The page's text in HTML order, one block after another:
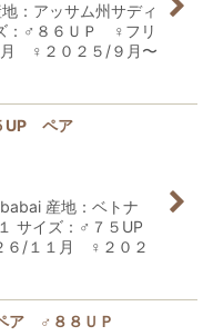
：アッサム州サディ
：♂８６ＵＰ ♀フリ
月 ♀２０２５/９月〜
UP ペア
産地：ベトナ
サイズ：♂７５UP
６/１１月 ♀２０２
ア ♂８８ＵＰ